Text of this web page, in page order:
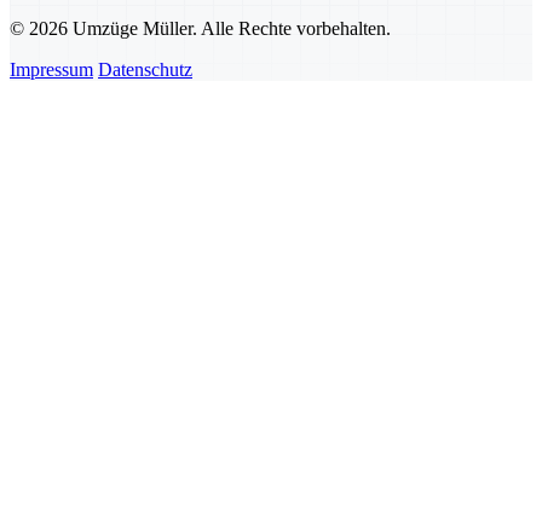
© 2026 Umzüge Müller. Alle Rechte vorbehalten.
Impressum Datenschutz